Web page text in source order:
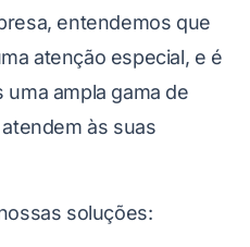
entendemos que
atenção especial, e é
ampla gama de
às suas
soluções: